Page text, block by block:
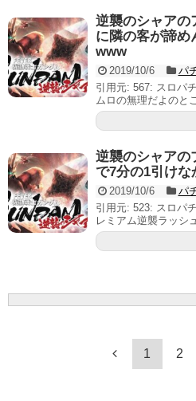
逆襲のシャアの
に隣の客が諦め
www
2019/10/6 パ
引用元: 567: スロパ
ムロの無理だよのと
逆襲のシャアの
で7分の1引けな
2019/10/6 パ
引用元: 523: スロパ
レミアム逆襲ラッシ
1 2